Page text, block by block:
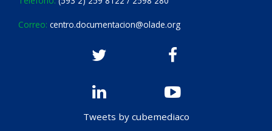
Correo: centro.documentacion@olade.org
Tweets by cubemediaco